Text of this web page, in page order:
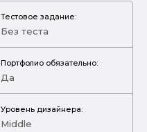
Тестовое задание:
Без теста
Портфолио обязательно:
Да
Уровень дизайнера:
Middle